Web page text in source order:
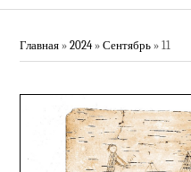
Главная »2024 » Сентябрь » 11